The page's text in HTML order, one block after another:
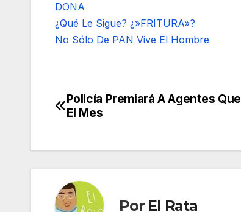
DONA
¿Qué Le Sigue? ¿»FRITURA»?
No Sólo De PAN Vive El Hombre
Navegación
entradas
Policía Premiará A Agentes
El Mes
Por El Rata